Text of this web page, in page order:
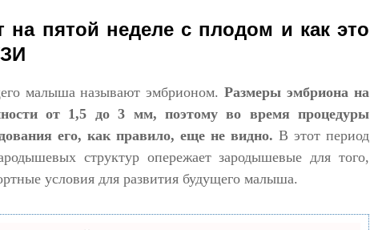
на пятой неделе с плодом и как это
малыша называют эмбрионом.Размеры эмбриона на
от 1,5 до 3 мм, поэтому во время процедуры
его, как правило, еще не видно. В этот период
структур опережает зародышевые для того,
условия для развития будущего малыша.